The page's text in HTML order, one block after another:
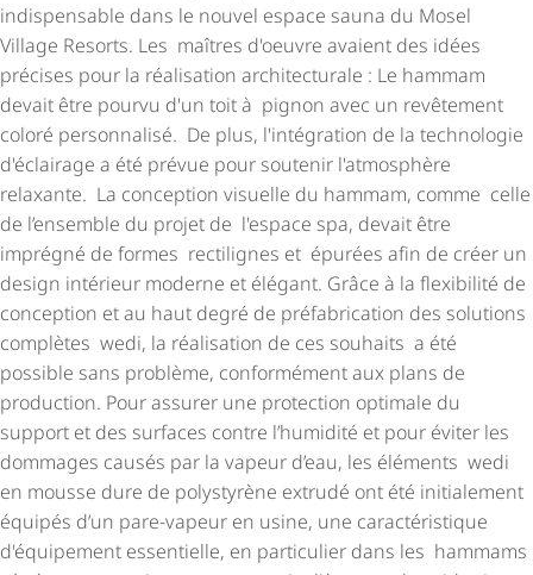
indispensable dans le nouvel espace sauna du Mosel
Village Resorts. Les maîtres d'oeuvre avaient des idées
précises pour la réalisation architecturale : Le hammam
devait être pourvu d'un toit à pignon avec un revêtement
coloré personnalisé. De plus, l'intégration de la technologie
d'éclairage a été prévue pour soutenir l'atmosphère
relaxante. La conception visuelle du hammam, comme celle
de l’ensemble du projet de l'espace spa, devait être
imprégné de formes rectilignes et épurées afin de créer un
design intérieur moderne et élégant. Grâce à la flexibilité de
conception et au haut degré de préfabrication des solutions
complètes wedi, la réalisation de ces souhaits a été
possible sans problème, conformément aux plans de
production. Pour assurer une protection optimale du
support et des surfaces contre l’humidité et pour éviter les
dommages causés par la vapeur d’eau, les éléments wedi
en mousse dure de polystyrène extrudé ont été initialement
équipés d’un pare-vapeur en usine, une carac­té­ris­tique
d'équipement essentielle, en particulier dans les hammams